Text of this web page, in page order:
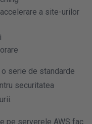
a site-urilor
serie de standarde
securitatea
pe serverele AWS fac